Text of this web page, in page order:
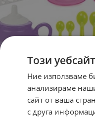
Този
Ние използваме
анализираме
сайт от ваша
с друга